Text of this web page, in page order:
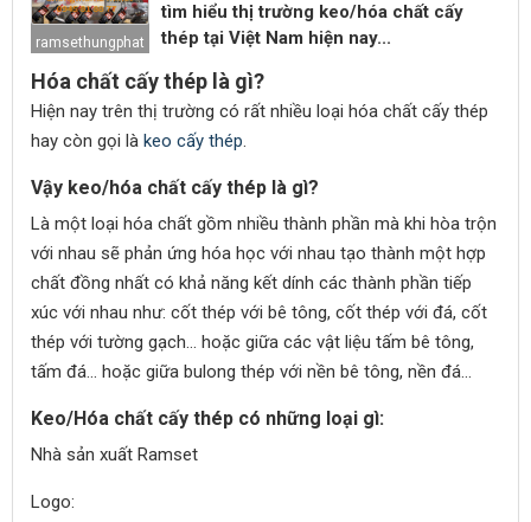
ramsethungphat
tìm hiểu thị trường keo/hóa chất cấy
thép tại Việt Nam hiện nay...
Hóa chất cấy thép là gì?
Hiện nay trên thị trường có rất nhiều loại hóa chất cấy thép
hay còn gọi là keo cấy thép.
Vậy keo/hóa chất cấy thép là gì?
Là một loại hóa chất gồm nhiều thành phần mà khi hòa trộn
với nhau sẽ phản ứng hóa học với nhau tạo thành một hợp
chất đồng nhất có khả năng kết dính các thành phần tiếp
xúc với nhau như: cốt thép với bê tông, cốt thép với đá, cốt
thép với tường gạch… hoặc giữa các vật liệu tấm bê tông,
tấm đá… hoặc giữa bulong thép với nền bê tông, nền đá…
Keo/Hóa chất cấy thép có những loại gì:
Nhà sản xuất Ramset
Logo: